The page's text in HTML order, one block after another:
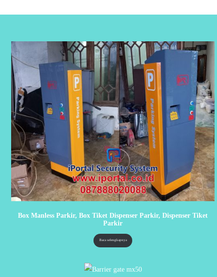
Box Manless Parkir, Box Tiket Dispenser Parkir, Dispenser Tiket
Parkir
Baca selengkapnya